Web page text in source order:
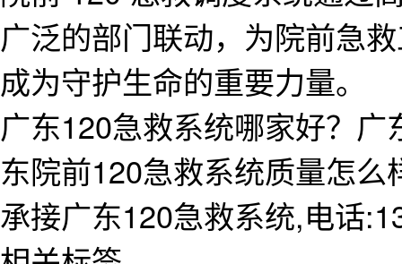
广泛的部门联动，为院前急
成为守护生命的重要力量。
广东120急救系统哪家好？
东院前120急救系统质量怎
承接广东120急救系统,电话